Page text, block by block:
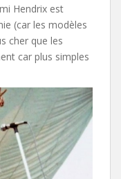
Hendrix est
(car les modèles
cher que les
car plus simples